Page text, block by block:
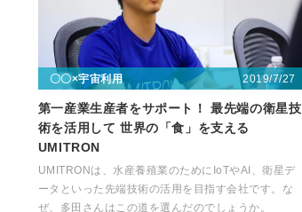
〇〇×宇宙利用 2019/7/27
第一産業生産者をサポート！ 最先端の衛星技
術を活用して 世界の「食」を支える
UMITRON
UMITRONは、水産養殖業のためにIoTやAI、衛星デ
ータといった先端技術の活用を目指す会社です。な
ぜ、多田さんはこの道を選んだのでしょうか。